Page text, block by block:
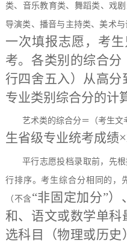
类、音乐教育类、舞蹈类、戏
导演类、播音与主持类、美术
一次填报志愿，考
考。各类别的综合
行四舍五入）从高
专业类别综合分的计
艺术类的综合分＝（考生文
生省级专业统考成绩
平行志愿投档录取前，先
行排序。考生综合分相同的，
（不含“非固定加分”
和、语文或数学单科
选科目（物理或历